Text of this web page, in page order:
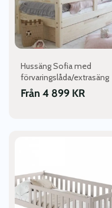
Hussäng Sofia med
förvaringslåda/extrasäng
Från 4 899 KR
De
olika
alternativen
kan
produktsidan
har
flera
varianter.